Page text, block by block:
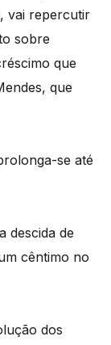
vai repercutir
sobre
que
que
se até
descida de
cêntimo no
dos